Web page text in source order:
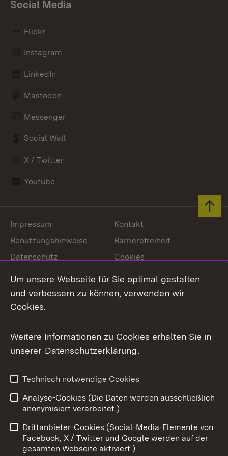
Social Media
Flickr
Instagram
LinkedIn
Mastodon
Messenger
Social Wall
X / Twitter
Youtube
Impressum
Kontakt
Benutzungshinweise
Barrierefreiheit
Datenschutz
Cookies
Um unsere Webseite für Sie optimal gestalten
und verbessern zu können, verwenden wir
Cookies.
Weitere Informationen zu Cookies erhalten Sie in
unserer Datenschutzerklärung.
Technisch notwendige Cookies
Analyse-Cookies (Die Daten werden ausschließlich
anonymisiert verarbeitet.)
Drittanbieter-Cookies (Social-Media-Elemente von
Facebook, X / Twitter und Google werden auf der
gesamten Webseite aktiviert.)